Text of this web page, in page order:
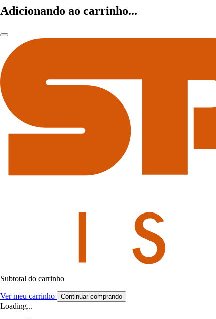
Adicionando ao carrinho...
Subtotal do carrinho
Ver meu carrinho Continuar comprando
Loading...